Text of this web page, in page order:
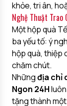
khỏe, tri ân,
Nghệ Thuật Trao
Một hộp quà
ba yếu tố: ý
hộp quà, thiệp
chăm chút.
Nhữngđịa chỉ
Ngon 24H
tặng thành